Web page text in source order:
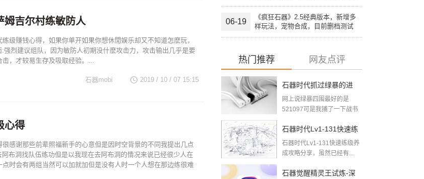
姆吉尔村练敏防人
级赚钱心得，如果你单开如果你想休閒娱乐却又不知道怎麽玩，
强烈建议组队，因为敏防人初期没什麽攻击力，攻击输出几乎是要
，才较易生存及吸取经验。...
2019 / 10 / 07 15:15
石器mobi
心得
感谢那些前辈照福新手的心意但是因时空背景的不同我提出几点
布洞找队伍练功但是以我现在去阿布洞的情况来说已经很少人在
时会有两组当然可以加就加但是没有人时一个人想在那边练很难
活力点
06-19
《疯狂石器》2.5经典版本，新增多
样玩法，宠物合成，目前删档测试
中，欢迎大家加入。
热门推荐 网友点评
石器时代抓过绿暴的进
来下2018-08-09
网上说绿暴四围最好的是
521097可是我捕了一下战书
石器时代Lv1-131快速练
级养成攻略
石器时代Lv1-131快速练级养
成攻略分享，虽然已经有...
石器觉醒精灵王试炼-深